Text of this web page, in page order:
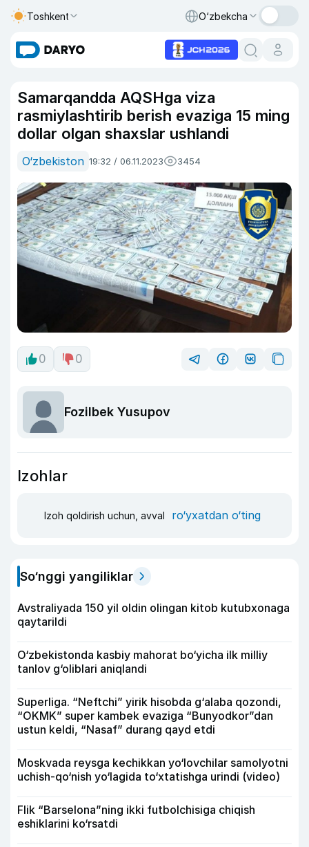
Toshkent O‘zbekcha
Samarqandda AQSHga viza
rasmiylashtirib berish evaziga 15 ming
dollar olgan shaxslar ushlandi
O‘zbekiston 19:32 / 06.11.2023 3454
0 0
Fozilbek Yusupov
Izohlar
Izoh qoldirish uchun, avval ro‘yxatdan o‘ting
So‘nggi yangiliklar
Avstraliyada 150 yil oldin olingan kitob kutubxonaga
qaytarildi
O‘zbekistonda kasbiy mahorat bo‘yicha ilk milliy
tanlov g‘oliblari aniqlandi
Superliga. “Neftchi” yirik hisobda g‘alaba qozondi,
“OKMK” super kambek evaziga “Bunyodkor”dan
ustun keldi, “Nasaf” durang qayd etdi
Moskvada reysga kechikkan yo‘lovchilar samolyotni
uchish-qo‘nish yo‘lagida to‘xtatishga urindi (video)
Flik “Barselona”ning ikki futbolchisiga chiqish
eshiklarini ko‘rsatdi